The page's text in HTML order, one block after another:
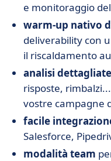
e monitoraggio
warm-up nativo
deliverability con
il riscaldamento
analisi dettagliate
risposte,
vostre campagne
facile
Salesforce,
modalità team